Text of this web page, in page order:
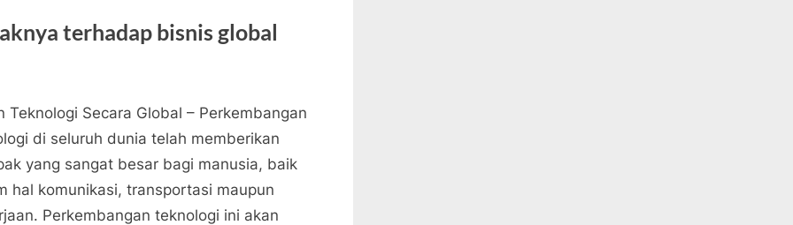
terhadap bisnis global
Teknologi Secara Global – Perkembangan
di seluruh dunia telah memberikan
yang sangat besar bagi manusia, baik
hal komunikasi, transportasi maupun
Perkembangan teknologi ini akan